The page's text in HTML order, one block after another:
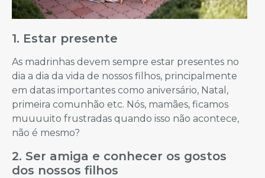
1. Estar presente
As madrinhas devem sempre estar presentes no
dia a dia da vida de nossos filhos, principalmente
em datas importantes como aniversário, Natal,
primeira comunhão etc. Nós, mamães, ficamos
muuuuito frustradas quando isso não acontece,
não é mesmo?
2. Ser amiga e conhecer os gostos
dos nossos filhos